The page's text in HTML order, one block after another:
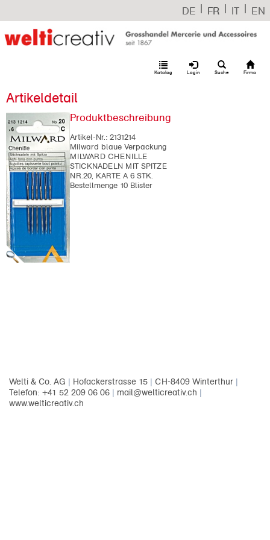
DE | FR | IT | EN
Firma
Suche
Login
Katalog
Artikeldetail
Produktbeschreibung
Artikel-Nr.: 2131214
Milward blaue Verpackung
MILWARD CHENILLE
STICKNADELN MIT SPITZE
NR.20, KARTE A 6 STK.
Bestellmenge 10 Blister
Welti & Co. AG | Hofackerstrasse 15 | CH-8409 Winterthur |
Telefon: +41 52 209 06 06 | mail@welticreativ.ch |
www.welticreativ.ch